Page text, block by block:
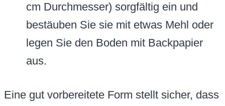
cm Durchmesser) sorgfältig ein und
bestäuben Sie sie mit etwas Mehl oder
legen Sie den Boden mit Backpapier
aus.
Eine gut vorbereitete Form stellt sicher, dass